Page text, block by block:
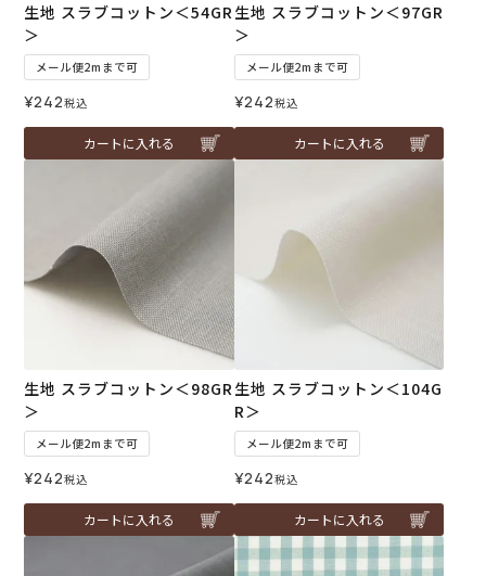
生地 スラブコットン＜54GR
＞
メール便2mまで可
¥242税込
カートに入れる
生地 スラブコットン＜97GR
＞
メール便2mまで可
¥242税込
カートに入れる
生地 スラブコットン＜98GR
＞
メール便2mまで可
¥242税込
カートに入れる
生地 スラブコットン＜104G
R＞
メール便2mまで可
¥242税込
カートに入れる